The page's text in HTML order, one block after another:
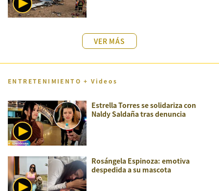
VER MÁS
ENTRETENIMIENTO + Videos
Estrella Torres se solidariza con
Naldy Saldaña tras denuncia
Rosángela Espinoza: emotiva
despedida a su mascota